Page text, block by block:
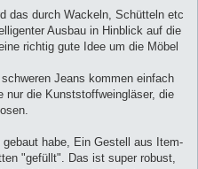
das durch Wackeln, Schütteln etc
Ausbau in Hinblick auf die
richtig gute Idee um die Möbel
Jeans kommen einfach
nur die Kunststoffweingläser, die
habe, Ein Gestell aus Item-
"gefüllt". Das ist super robust,